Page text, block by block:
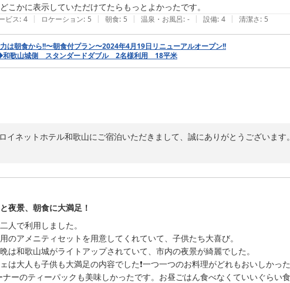
ホテル和歌山
ホテル和歌山
こかに表示していただけてたらもっとよかったです。
ビス: 4 | ロケーション: 5 | 朝食: 5 | 温泉・お風呂: - | 設備: 4 | 清潔さ: 5
は朝食から!!〜朝食付プラン〜2024年4月19日リニューアルオープン!!
歌山城側 スタンダードダブル 2名様利用 18平米
イネットホテル和歌山にご宿泊いただきまして、誠にありがとうございます。
、秋には紅葉など、いつお越しいただいても素敵な景色をご覧いただけます
朝食も、和歌山ならではのメニューも含めお気に召していただけたようで何
メニティのご案内につきましては、ご迷惑をおかけいたしました。
案内強化など、今後の改善に努めてまいりますので、
しの際には是非、当ホテルへのご宿泊をご検討くださいませ。
夜景、朝食に大満足！
人で利用しました。
のアメニティセットを用意してくれていて、子供たち大喜び。
は和歌山城がライトアップされていて、市内の夜景が綺麗でした。
は大人も子供も大満足の内容でした❗一つ一つのお料理がどれもおいしかっ
ナーのティーパックも美味しかったです。お昼ごはん食べなくていいぐらい